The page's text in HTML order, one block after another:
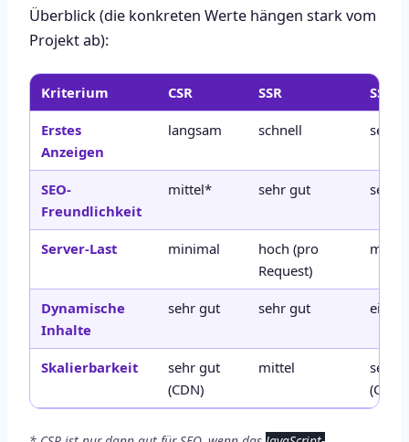
Überblick (die konkreten Werte hängen stark vom
Projekt ab):
Kriterium CSR SSR SSG
Erstes
Anzeigen
langsam schnell sehr
SEO-
Freundlichkeit
mittel* sehr gut sehr
Server-Last minimal
hoch (pro
Request)
Dynamische
Inhalte
sehr gut sehr gut
Skalierbarkeit
sehr gut
(CDN)
mittel
sehr
(CDN)